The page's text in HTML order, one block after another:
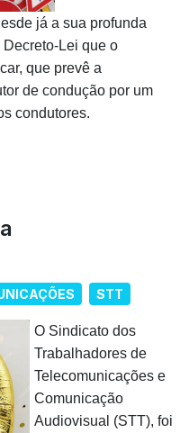
já a sua profunda
Lei que o
que prevê a
de condução por um
condutores.
STT
O Sindicato dos
Trabalhadores de
Telecomunicações e
Comunicação
Audiovisual (STT), foi